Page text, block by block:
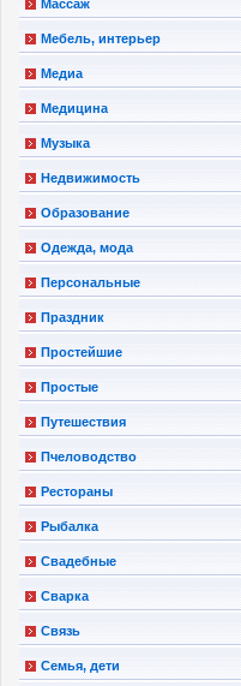
Массаж
Мебель, интерьер
Медиа
Медицина
Музыка
Недвижимость
Образование
Одежда, мода
Персональные
Праздник
Простейшие
Простые
Путешествия
Пчеловодство
Рестораны
Рыбалка
Свадебные
Сварка
Связь
Семья, дети